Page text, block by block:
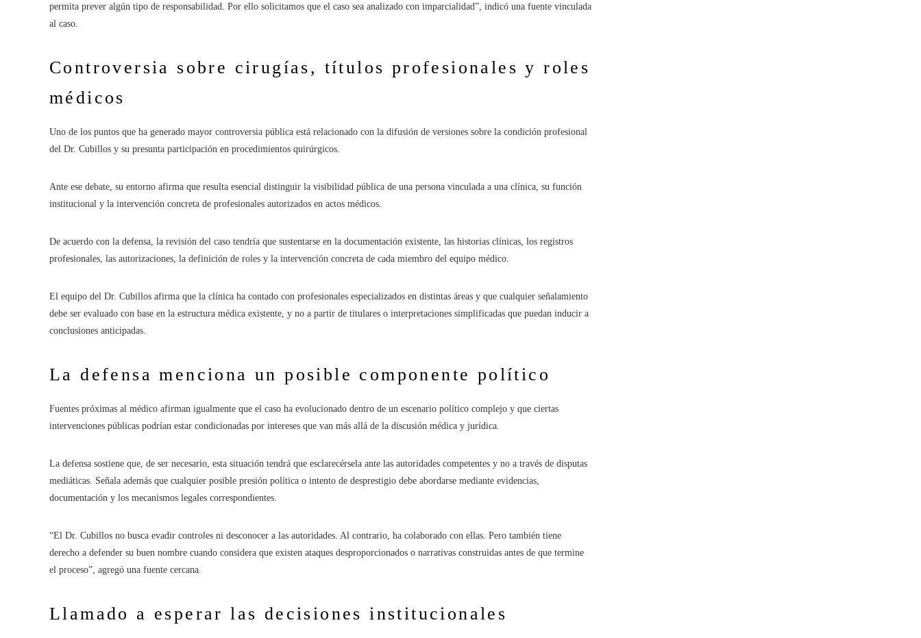
permita prever algún tipo de responsabilidad. Por ello solicitamos que el caso sea analizado con imparcialidad”, indicó una fuente vinculada
al caso.
Controversia sobre cirugías, títulos profesionales y roles
médicos
Uno de los puntos que ha generado mayor controversia pública está relacionado con la difusión de versiones sobre la condición profesional
del Dr. Cubillos y su presunta participación en procedimientos quirúrgicos.
Ante ese debate, su entorno afirma que resulta esencial distinguir la visibilidad pública de una persona vinculada a una clínica, su función
institucional y la intervención concreta de profesionales autorizados en actos médicos.
De acuerdo con la defensa, la revisión del caso tendría que sustentarse en la documentación existente, las historias clínicas, los registros
profesionales, las autorizaciones, la definición de roles y la intervención concreta de cada miembro del equipo médico.
El equipo del Dr. Cubillos afirma que la clínica ha contado con profesionales especializados en distintas áreas y que cualquier señalamiento
debe ser evaluado con base en la estructura médica existente, y no a partir de titulares o interpretaciones simplificadas que puedan inducir a
conclusiones anticipadas.
La defensa menciona un posible componente político
Fuentes próximas al médico afirman igualmente que el caso ha evolucionado dentro de un escenario político complejo y que ciertas
intervenciones públicas podrían estar condicionadas por intereses que van más allá de la discusión médica y jurídica.
La defensa sostiene que, de ser necesario, esta situación tendrá que esclarecérsela ante las autoridades competentes y no a través de disputas
mediáticas. Señala además que cualquier posible presión política o intento de desprestigio debe abordarse mediante evidencias,
documentación y los mecanismos legales correspondientes.
“El Dr. Cubillos no busca evadir controles ni desconocer a las autoridades. Al contrario, ha colaborado con ellas. Pero también tiene
derecho a defender su buen nombre cuando considera que existen ataques desproporcionados o narrativas construidas antes de que termine
el proceso”, agregó una fuente cercana.
Llamado a esperar las decisiones institucionales